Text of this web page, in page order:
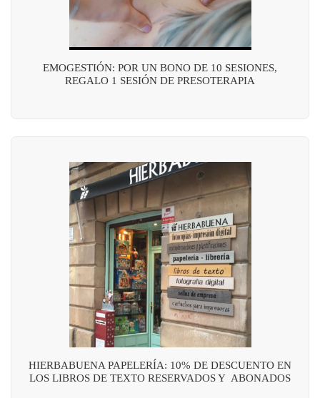
EMOGESTIÓN: POR UN BONO DE 10 SESIONES,
REGALO 1 SESIÓN DE PRESOTERAPIA
HIERBABUENA PAPELERÍA: 10% DE DESCUENTO EN
LOS LIBROS DE TEXTO RESERVADOS Y ABONADOS